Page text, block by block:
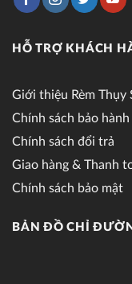
HỖ TRỢ KHÁCH
Giới thiệu Rèm Thụy
Chính sách bảo hành
Chính sách đổi trả
Giao hàng & Thanh
Chính sách bảo mật
BẢN ĐỒ CHỈ